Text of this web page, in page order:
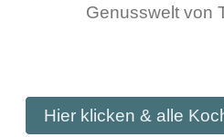
Genusswelt von
Hier klicken & alle